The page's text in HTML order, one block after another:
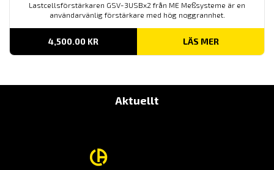
Lastcellsförstärkaren GSV-3USBx2 från ME Meßsysteme är en
användarvänlig förstärkare med hög noggrannhet.
4,500.00 KR LÄS MER
Aktuellt